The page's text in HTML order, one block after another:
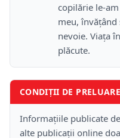
copilărie le-
meu, învățând
nevoie. Viața
plăcute.
CONDIȚII DE PRELUARE
Informațiile publicate
alte publicații online